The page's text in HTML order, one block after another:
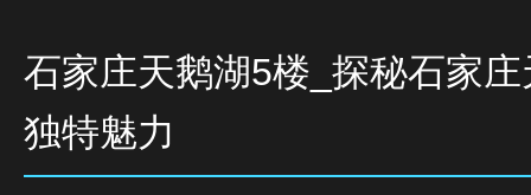
石家庄天鹅湖5楼_探秘石家
独特魅力